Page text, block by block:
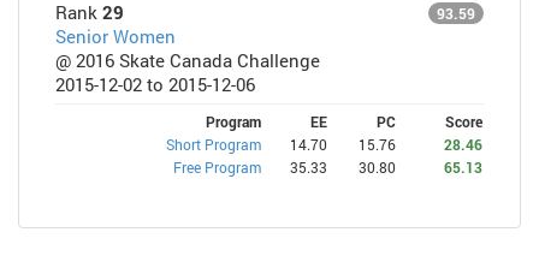
Rank 29 93.59
Senior Women
@ 2016 Skate Canada Challenge
2015-12-02 to 2015-12-06
Program EE PC
Score
Short Program
14.70 15.76
28.46
Free Program
35.33 30.80 65.13